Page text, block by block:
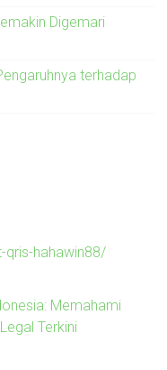
Digemari
terhadap
hahawin88/
Memahami
Terkini